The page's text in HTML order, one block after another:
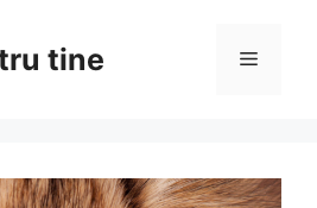
tine Meniu